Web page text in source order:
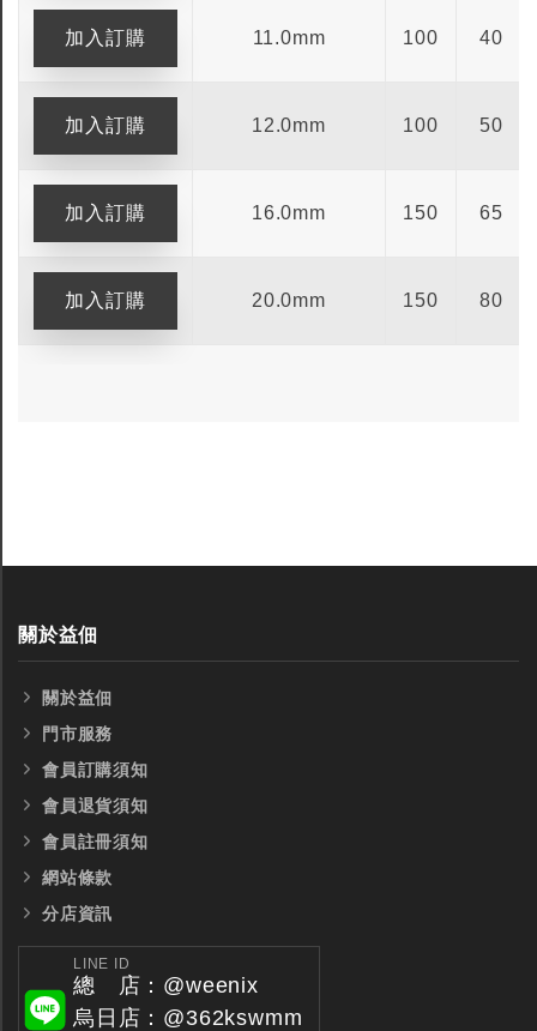
11.0mm 100 40
12.0mm 100 50
16.0mm 150 65
20.0mm 150 80
關於益佃
關於益佃
門市服務
會員訂購須知
會員退貨須知
會員註冊須知
網站條款
分店資訊
LINE ID
總 店：@weenix
烏日店：@362kswmm